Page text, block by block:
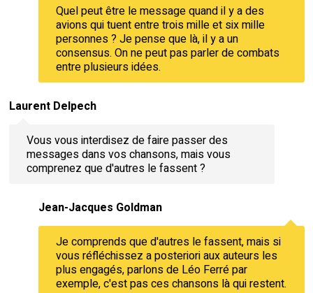
Quel peut être le message quand il y a des
avions qui tuent entre trois mille et six mille
personnes ? Je pense que là, il y a un
consensus. On ne peut pas parler de combats
entre plusieurs idées.
Laurent Delpech
Vous vous interdisez de faire passer des
messages dans vos chansons, mais vous
comprenez que d'autres le fassent ?
Jean-Jacques Goldman
Je comprends que d'autres le fassent, mais si
vous réfléchissez a posteriori aux auteurs les
plus engagés, parlons de Léo Ferré par
exemple, c'est pas ces chansons là qui restent.